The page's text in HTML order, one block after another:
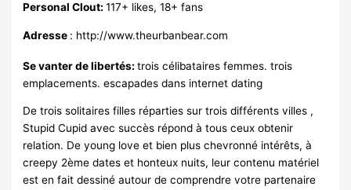
Personal Clout:117+ likes, 18+ fans
Adresse : http://www.theurbanbear.com
Se vanter de libertés:trois célibataires femmes. trois
emplacements. escapades dans internet dating
De trois solitaires filles réparties sur trois différents villes ,
Stupid Cupid avec succès répond à tous ceux obtenir
relation. De young love et bien plus chevronné intérêts, à
creepy 2ème dates et honteux nuits, leur contenu matériel
est en fait dessiné autour de comprendre votre partenaire